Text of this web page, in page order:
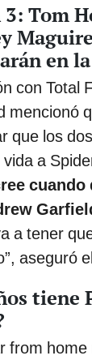
Tom
en
con Total
mencionó
que los
a
cuando
a tener
aseguró
tiene
from